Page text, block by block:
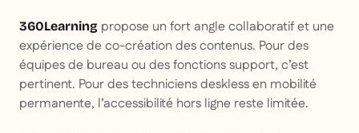
360Learning propose un fort angle collaboratif et une
expérience de co-création des contenus. Pour des
équipes de bureau ou des fonctions support, c’est
pertinent. Pour des techniciens deskless en mobilité
permanente, l’accessibilité hors ligne reste limitée.